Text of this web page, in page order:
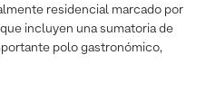
residencial marcado por
incluyen una sumatoria de
polo gastronómico,